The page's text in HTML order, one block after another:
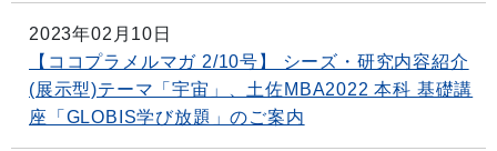
2023年02月10日
【ココプラメルマガ 2/10号】 シーズ・研究内容紹介
(展示型)テーマ「宇宙」、土佐MBA2022 本科 基礎講
座「GLOBIS学び放題」のご案内